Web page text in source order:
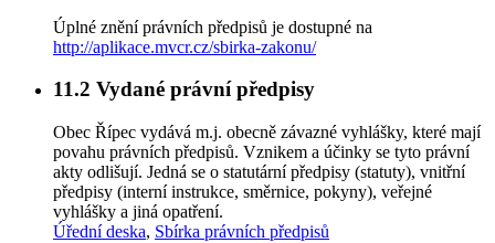
Úplné znění právních předpisů je dostupné na
http://aplikace.mvcr.cz/sbirka-zakonu/
11.2 Vydané právní předpisy
Obec Řípec vydává m.j. obecně závazné vyhlášky, které mají
povahu právních předpisů. Vznikem a účinky se tyto právní
akty odlišují. Jedná se o statutární předpisy (statuty), vnitřní
předpisy (interní instrukce, směrnice, pokyny), veřejné
vyhlášky a jiná opatření.
Úřední deska, Sbírka právních předpisů